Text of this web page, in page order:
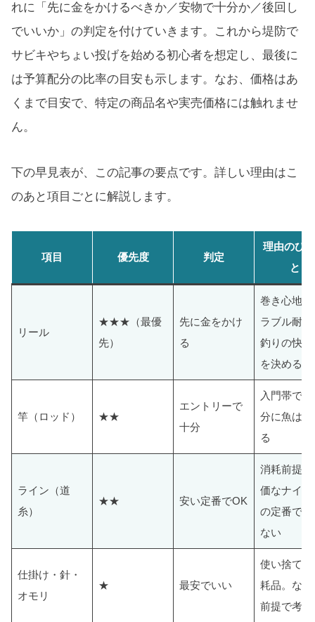
れに「先に金をかけるべきか／安物で十分か／後回し
でいいか」の判定を付けていきます。これから堤防で
サビキやちょい投げを始める初心者を想定し、最後に
は予算配分の比率の目安も示します。なお、価格はあ
くまで目安で、特定の商品名や実売価格には触れませ
ん。
下の早見表が、この記事の要点です。詳しい理由はこ
のあと項目ごとに解説します。
項目 優先度 判定
理由のひ
と
リール
★★★（最優
先）
先に金をかけ
る
巻き心地と
ラブル耐性
釣りの快適
を決める
竿（ロッド） ★★
エントリーで
十分
入門帯でも
分に魚は釣
る
ライン（道
糸）
★★ 安い定番でOK
消耗前提。
価なナイロ
の定番で困
ない
仕掛け・針・
オモリ
★ 最安でいい
使い捨ての
耗品。なく
前提で考え